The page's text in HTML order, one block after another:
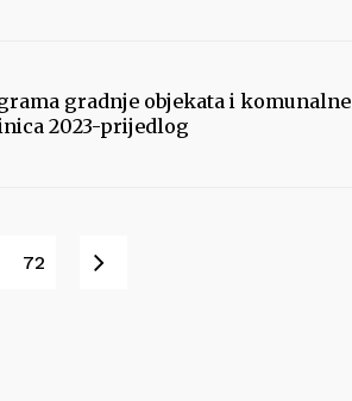
gradnje objekata i komunalne
2023-prijedlog
72